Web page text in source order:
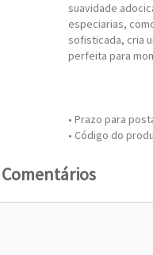
suavidade
especiarias,
sofisticada, cria
perfeita para
• Prazo para
• Código do
Comentários